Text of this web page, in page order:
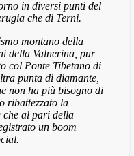
in diversi punti del
che di Terni.
montano della
della Valnerina, pur
col Ponte Tibetano di
punta di diamante,
non ha più bisogno di
ribattezzato la
che al pari della
un boom